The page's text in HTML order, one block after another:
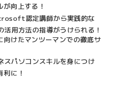
向上する！
認定講師から実践的な
用方法の指導がうけられる！
向けたマンツーマンでの徹底サ
スパソコンスキルを身につけ
に！